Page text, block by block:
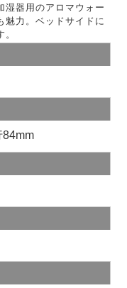
湿器用のアロマウォー
魅力。ベッドサイドに
84mm